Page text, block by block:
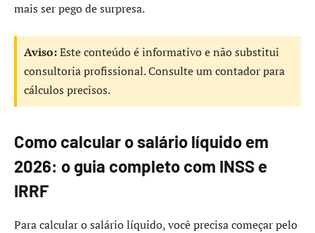
mais ser pego de surpresa.
Aviso:Este conteúdo é informativo e não substitui
consultoria profissional. Consulte um contador para
cálculos precisos.
Como calcular o salário líquido em
2026: o guia completo com INSS e
IRRF
Para calcular o salário líquido, você precisa começar pelo